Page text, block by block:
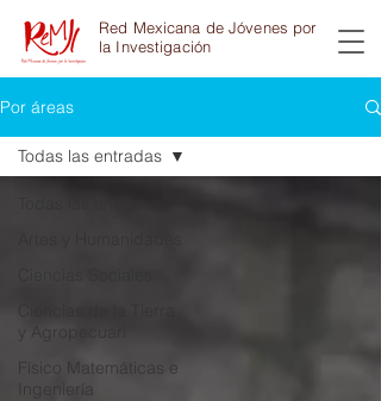
Red Mexicana de Jóvenes por
la Investigación
Por áreas
y Agropecuari
Físico Matemáticas e
Ingeniería
Todas las entradas